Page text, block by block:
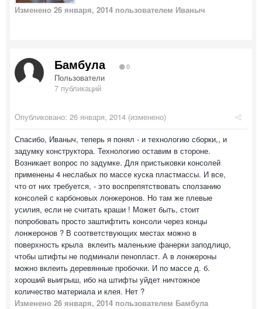
Изменено 26 января, 2014 пользователем Иваныч
Бамбула 0
Пользователи
7 публикаций
Опубликовано: 26 января, 2014 (изменено)
Спасибо, Иваныч, теперь я понял - и технологию сборки,, и
задумку конструктора. Технологию оставим в стороне.
Возникает вопрос по задумке. Для пристыковки консолей
применены 4 неслабых по массе куска пластмассы. И все,
что от них требуется, - это воспрепятствовать сползанию
консолей с карбоновых лонжеронов. Но там же плевые
усилия, если не считать краши ! Может быть, стоит
попробовать просто заштифтить консоли через концы
лонжеронов ? В соответствующих местах можно в
поверхность крыла вклеить маленькие фанерки заподлицо,
чтобы штифты не подминали пенопласт. А в лонжероны
можно вклеить деревянные пробочки. И по массе д. б.
хороший выигрыш, ибо на штифты уйдет ничтожное
количество материала и клея. Нет ?
Изменено 26 января, 2014 пользователем Бамбула